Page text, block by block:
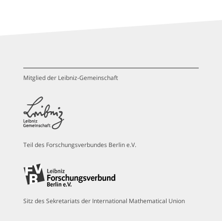
Mitglied der Leibniz-Gemeinschaft
Teil des Forschungsverbundes Berlin e.V.
Sitz des Sekretariats der International Mathematical Union